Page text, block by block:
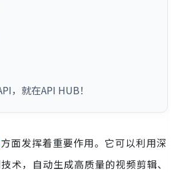
，就在API HUB！
方面发挥着重要作用。它可以利用深
术，自动生成高质量的视频剪辑、